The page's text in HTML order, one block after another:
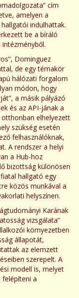
cím
amelyen a
indulhattak.
be a bíráló
Dominguez
de egy témakör
hálózati forgalom
módon, hogy
a másik pályázó
és az API-jának a
otthonban elhelyezett
szükség esetén
felhasználóknak,
A rendszer a helyi
a Hub-hoz
bizottság különösen
hallgató egy
közös munkával a
helyszínen.
Karának
vizsgálata”
környezetben
állapotát,
az elemzett
szerepelt. A
modell is, melyet
a